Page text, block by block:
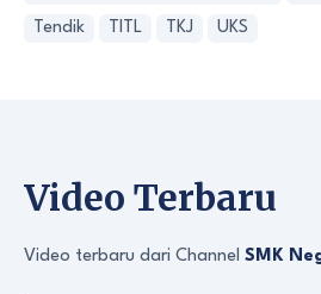
Tendik TITL TKJ UKS
Video Terbaru
Video terbaru dari Channel SMK